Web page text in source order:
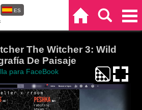
ES
The Witcher 3: Wild
De Paisaje
para FaceBook